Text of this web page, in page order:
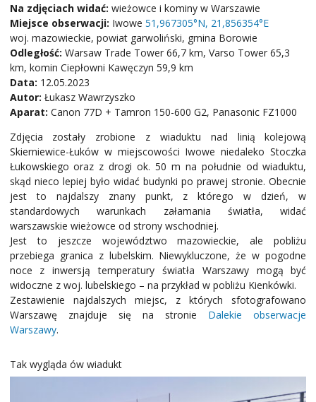
Na zdjęciach widać: wieżowce i kominy w Warszawie
Miejsce obserwacji: Iwowe 51,967305°N, 21,856354°E
woj. mazowieckie, powiat garwoliński, gmina Borowie
Odległość: Warsaw Trade Tower 66,7 km, Varso Tower 65,3
km, komin Ciepłowni Kawęczyn 59,9 km
Data: 12.05.2023
Autor: Łukasz Wawrzyszko
Aparat: Canon 77D + Tamron 150-600 G2, Panasonic FZ1000
Zdjęcia zostały zrobione z wiaduktu nad linią kolejową
Skierniewice-Łuków w miejscowości Iwowe niedaleko Stoczka
Łukowskiego oraz z drogi ok. 50 m na południe od wiaduktu,
skąd nieco lepiej było widać budynki po prawej stronie. Obecnie
jest to najdalszy znany punkt, z którego w dzień, w
standardowych warunkach załamania światła, widać
warszawskie wieżowce od strony wschodniej.
Jest to jeszcze województwo mazowieckie, ale pobliżu
przebiega granica z lubelskim. Niewykluczone, że w pogodne
noce z inwersją temperatury światła Warszawy mogą być
widoczne z woj. lubelskiego – na przykład w pobliżu Kienkówki.
Zestawienie najdalszych miejsc, z których sfotografowano
Warszawę znajduje się na stronie Dalekie obserwacje
Warszawy.
Tak wygląda ów wiadukt